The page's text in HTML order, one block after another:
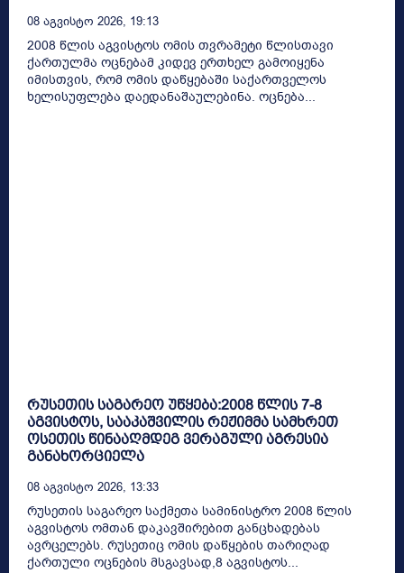
08 Აგვისტო 2026, 19:13
2008 წლის აგვისტოს ომის თვრამეტი წლისთავი
ქართულმა ოცნებამ კიდევ ერთხელ გამოიყენა
იმისთვის, რომ ომის დაწყებაში საქართველოს
ხელისუფლება დაედანაშაულებინა. ოცნება...
რუსეთის საგარეო უწყება:2008 წლის 7-8
აგვისტოს, სააკაშვილის რეჟიმმა სამხრეთ
ოსეთის წინააღმდეგ ვერაგული აგრესია
განახორციელა
08 Აგვისტო 2026, 13:33
რუსეთის საგარეო საქმეთა სამინისტრო 2008 წლის
აგვისტოს ომთან დაკავშირებით განცხადებას
ავრცელებს. რუსეთიც ომის დაწყების თარიღად
ქართული ოცნების მსგავსად,8 აგვისტოს...